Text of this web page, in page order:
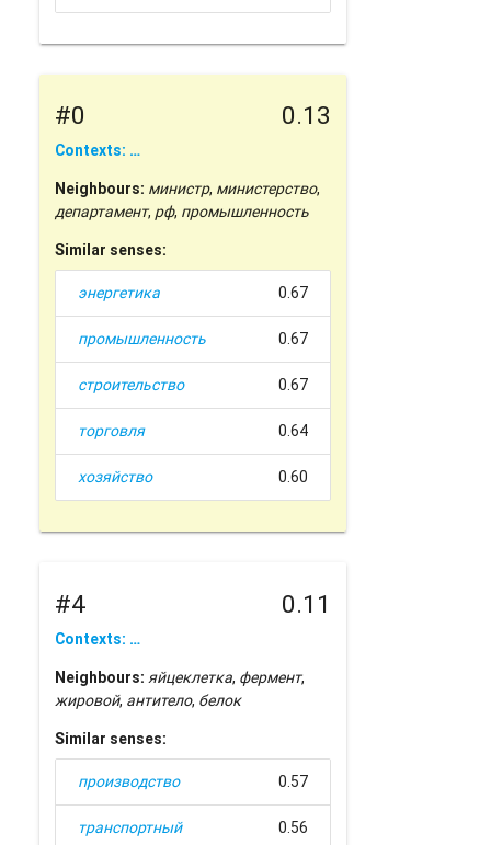
#0 0.13
Contexts: …
Neighbours: министр, министерство,
департамент, рф, промышленность
Similar senses:
энергетика 0.67
промышленность 0.67
строительство 0.67
торговля 0.64
хозяйство 0.60
#4 0.11
Contexts: …
Neighbours: яйцеклетка, фермент,
жировой, антитело, белок
Similar senses:
производство 0.57
транспортный 0.56